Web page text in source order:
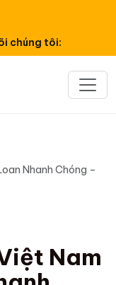
chúng tôi:
Nhanh Chóng –
Nam